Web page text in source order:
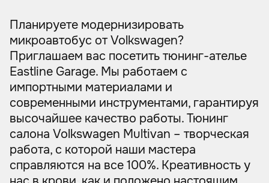
Планируете модернизировать
микроавтобус от Volkswagen?
Приглашаем вас посетить тюнинг-ателье
Eastline Garage. Мы работаем с
импортными материалами и
современными инструментами, гарантируя
высочайшее качество работы. Тюнинг
салона Volkswagen Multivan – творческая
работа, с которой наши мастера
справляются на все 100%. Креативность у